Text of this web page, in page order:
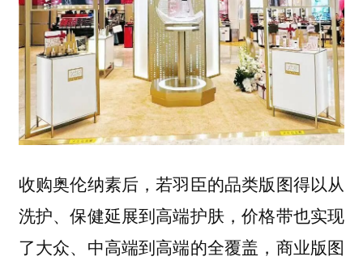
收购奥伦纳素后，若羽臣的品类版图得以从
洗护、保健延展到高端护肤，价格带也实现
了大众、中高端到高端的全覆盖，商业版图